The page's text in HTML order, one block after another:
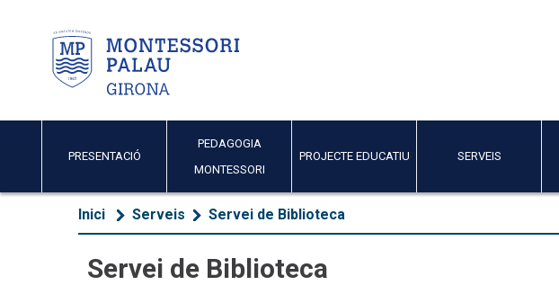
PRESENTACIÓ
PEDAGOGIA
MONTESSORI
PROJECTE EDUCATIU SERVEIS
Inici Serveis Servei de Biblioteca
Servei de Biblioteca